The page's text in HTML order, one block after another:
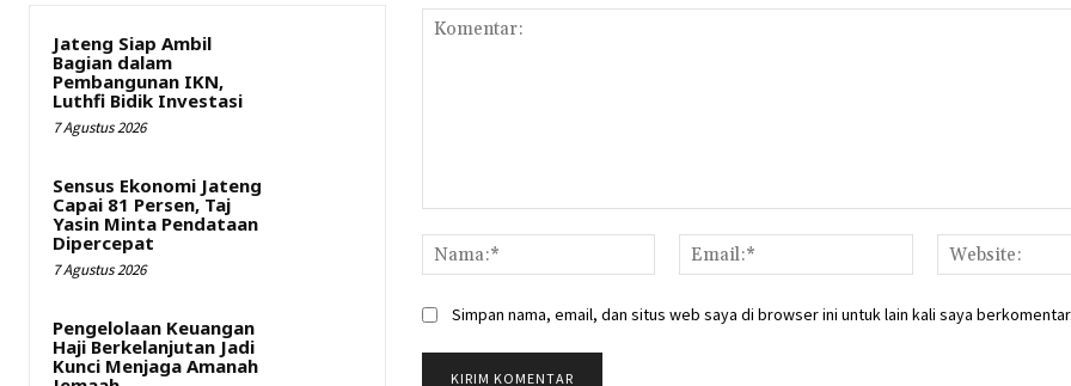
Jateng Siap Ambil
Bagian dalam
Pembangunan IKN,
Luthfi Bidik Investasi
7 Agustus 2026
Sensus Ekonomi Jateng
Capai 81 Persen, Taj
Yasin Minta Pendataan
Dipercepat
7 Agustus 2026
Pengelolaan Keuangan
Haji Berkelanjutan Jadi
Kunci Menjaga Amanah
Nama:*
Email:*
Simpan nama, email, dan situs web saya di browser ini untuk lain kali saya berkomentar.